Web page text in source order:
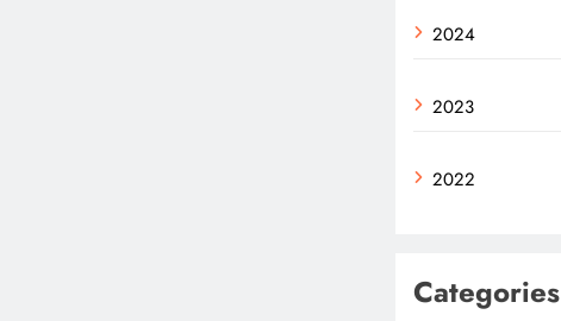
2024
2023
2022
Categories